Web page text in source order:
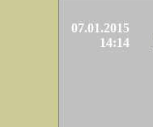
07.01.2015
14:14